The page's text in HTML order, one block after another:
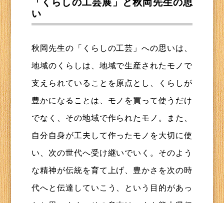
「くらしの工芸展」と秋岡先生の思
い
秋岡先生の「くらしの工芸」への思いは、
地域のくらしは、地域で生産されたモノで
支えられていることを原点とし、くらしが
豊かになることは、モノを買って使うだけ
でなく、その地域で作られたモノ。また、
自分自身が工夫して作ったモノを大切に使
い、次の世代へ受け継いでいく。そのよう
な精神が伝統を育て上げ、豊かさを次の時
代へと伝達していこう、という目的があっ